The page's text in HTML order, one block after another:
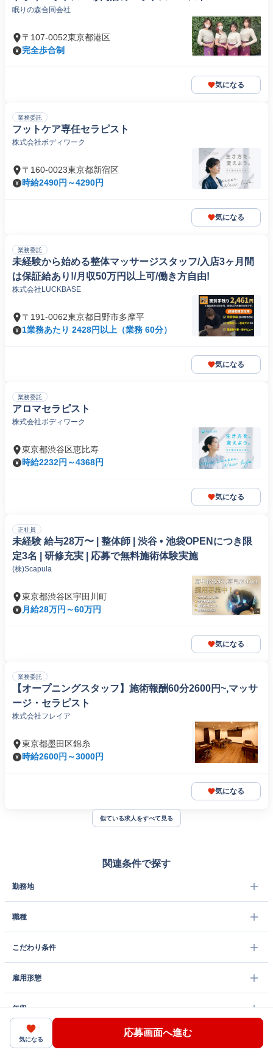
眠りの森合同会社
〒107-0052東京都港区
完全歩合制
気になる
業務委託
フットケア専任セラピスト
株式会社ボディワーク
〒160-0023東京都新宿区
時給2490円～4290円
気になる
業務委託
未経験から始める整体マッサージスタッフ/入店3ヶ月間
は保証給あり!/月収50万円以上可/働き方自由!
株式会社LUCKBASE
〒191-0062東京都日野市多摩平
1業務あたり 2428円以上（業務 60分）
気になる
業務委託
アロマセラピスト
株式会社ボディワーク
東京都渋谷区恵比寿
時給2232円～4368円
気になる
正社員
未経験 給与28万〜 | 整体師 | 渋谷 • 池袋OPENにつき限
定3名 | 研修充実 | 応募で無料施術体験実施
(株)Scapula
東京都渋谷区宇田川町
月給28万円～60万円
気になる
業務委託
【オープニングスタッフ】施術報酬60分2600円~,マッサ
ージ・セラピスト
株式会社フレイア
東京都墨田区錦糸
時給2600円～3000円
気になる
似ている求人をすべて見る
関連条件で探す
勤務地
職種
こだわり条件
雇用形態
年収
職種 × 雇用形態
気になる
応募画面へ進む